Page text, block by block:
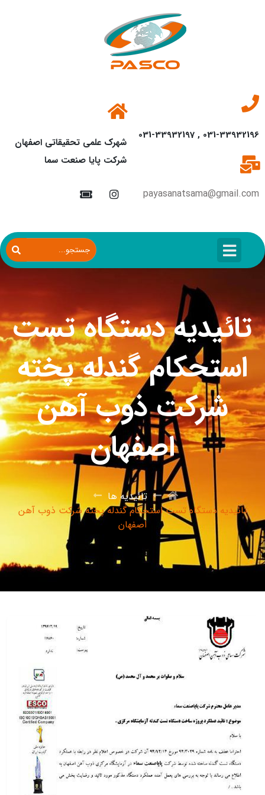
031-33932196 , 031-33932197
payasanatsama@gmail.com
شهرک علمی تحقیقاتی اصفهان
شرکت پایا صنعت سما
تائیدیه دستگاه تست
استحکام گندله پخته‌
شرکت ذوب آهن
اصفهان
تائیدیه ها
تائیدیه دستگاه تست استحکام گندله پخته‌ شرکت ذوب آهن
اصفهان